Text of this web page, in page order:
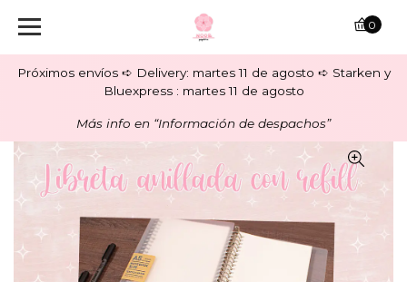
Próximos envíos ➪ Delivery: martes 11 de agosto ➪ Starken y
Bluexpress : martes 11 de agosto
Más info en “Información de despachos”
0